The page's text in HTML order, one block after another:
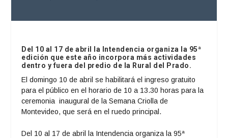
Del 10 al 17 de abril la Intendencia organiza la 95ª
edición que este año incorpora más actividades
dentro y fuera del predio de la Rural del Prado.
El domingo 10 de abril se habilitará el ingreso gratuito
para el público en el horario de 10 a 13.30 horas para la
ceremonia inaugural de la Semana Criolla de
Montevideo, que será en el ruedo principal.
Del 10 al 17 de abril la Intendencia organiza la 95ª